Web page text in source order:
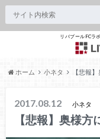
リバプールFCラ
ホーム 小ネタ 【悲報
2017.08.12 小ネタ
【悲報】奥様